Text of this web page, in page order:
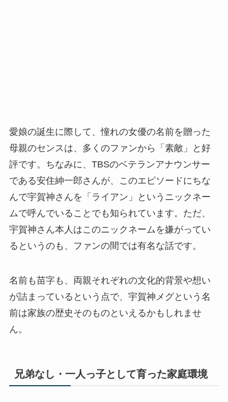
愛娘の誕生に際して、憧れの女優の名前を贈った
母親のセンスは、多くのファンから「素敵」と好
評です。ちなみに、TBSのベテランアナウンサー
である安住紳一郎さんが、このエピソードにちな
んで宇賀神さんを「ライアン」というニックネー
ムで呼んでいることでも知られています。ただ、
宇賀神さん本人はこのニックネームを嫌がってい
るというのも、ファンの間では有名な話です。
名前も苗字も、両親それぞれの文化的背景や想い
が詰まっているという点で、宇賀神メグという名
前は家族の歴史そのものといえるかもしれませ
ん。
兄弟なし・一人っ子として育った家庭環境